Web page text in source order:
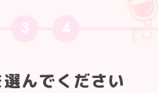
3 4
んでください